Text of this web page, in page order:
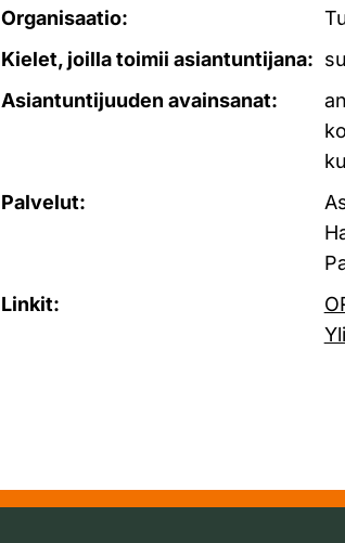
Organisaatio:
Kielet, joilla toimii asiantuntijana:
Asiantuntijuuden avainsanat:
Palvelut:
Linkit: